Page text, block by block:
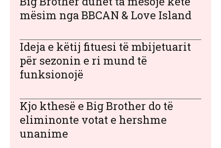
mësim nga BBCAN & Love Island
Ideja e këtij fituesi të mbijetuarit
për sezonin e ri mund të
funksionojë
Kjo kthesë e Big Brother do të
eliminonte votat e hershme
unanime